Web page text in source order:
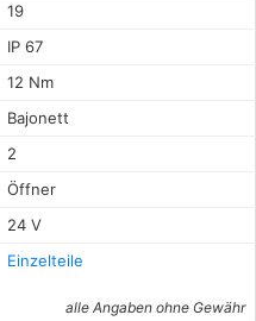
19
IP 67
12 Nm
Bajonett
2
Öffner
24 V
Einzelteile
alle Angaben ohne Gewähr